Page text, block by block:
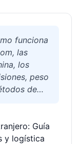
funciona
las
los
peso
de
para evitar
con la
Guía
y logística